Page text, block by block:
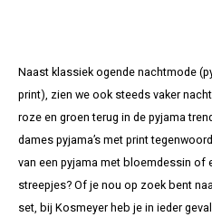
Naast klassiek ogende nachtmode
print), zien we ook steeds vaker
roze en groen terug in de pyjama
dames pyjama’s met print
van een pyjama met bloemdessin of
streepjes? Of je nou op zoek bent
set, bij Kosmeyer heb je in ieder